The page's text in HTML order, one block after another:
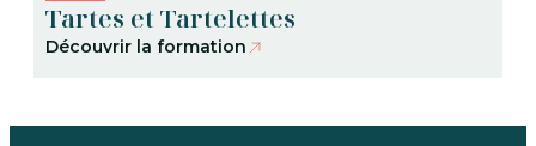
Tartes et Tartelettes
Découvrir la formation